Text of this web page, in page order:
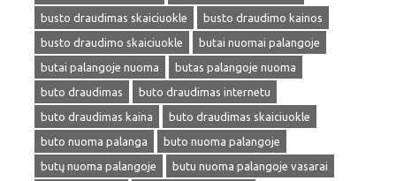
busto draudimas skaiciuokle
busto draudimo kainos
busto draudimo skaiciuokle
butai nuomai palangoje
butai palangoje nuoma
butas palangoje nuoma
buto draudimas
buto draudimas internetu
buto draudimas kaina
buto draudimas skaiciuokle
buto nuoma palanga
buto nuoma palangoje
butų nuoma palangoje
butu nuoma palangoje vasarai